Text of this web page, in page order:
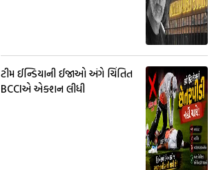
ટીમ ઈન્ડિયાની ઈજાઓ અંગે ચિંતિત
BCCIએ એક્શન લીધી